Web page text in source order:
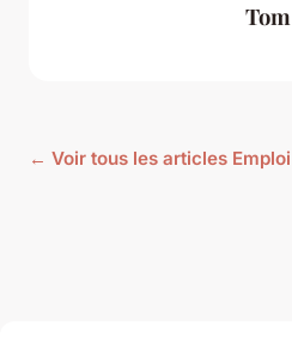
Tom
← Voir tous les articles Emploi